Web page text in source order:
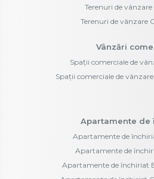
Terenuri de
Terenuri de vânzare
Vânzări
Spații comerciale de
Spații comerciale de
Apartamente de
Apartamente de
Apartamente de
Apartamente de închiriat